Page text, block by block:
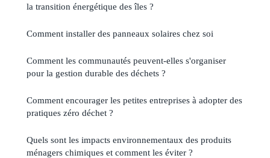
la transition énergétique des îles ?
Comment installer des panneaux solaires chez soi
Comment les communautés peuvent-elles s'organiser
pour la gestion durable des déchets ?
Comment encourager les petites entreprises à adopter des
pratiques zéro déchet ?
Quels sont les impacts environnementaux des produits
ménagers chimiques et comment les éviter ?